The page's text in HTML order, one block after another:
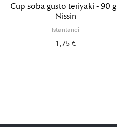
Cup soba gusto teriyaki - 90
Nissin
Istantanei
1,75 €